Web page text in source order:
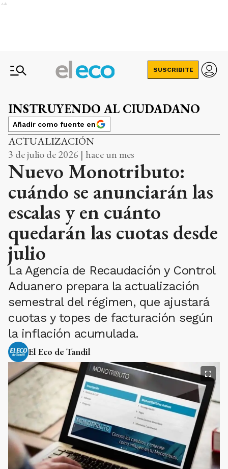
Ads
SUSCRIBITE
INSTRUYENDO AL CIUDADANO
Añadir como fuente en
ACTUALIZACIÓN
3 de julio de 2026 | hace un mes
Nuevo Monotributo:
cuándo se anunciarán las
escalas y en cuánto
quedarán las cuotas desde
julio
La Agencia de Recaudación y Control
Aduanero prepara la actualización
semestral del régimen, que ajustará
cuotas y topes de facturación según
la inflación acumulada.
El Eco de Tandil